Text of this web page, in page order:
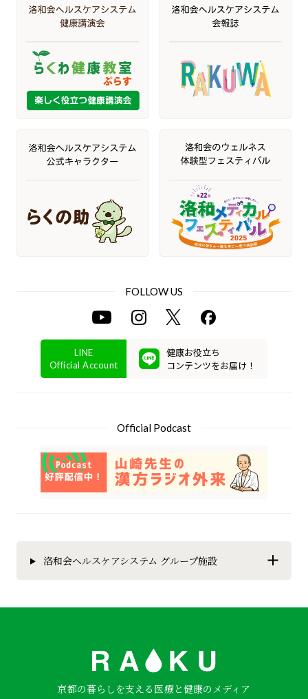
FOLLOW US
LINE
Official Account
健康お役立ち
コンテンツをお届け！
Official Podcast
洛和会ヘルスケアシステム グループ施設
京都の暮らしを支える医療と健康のメディア